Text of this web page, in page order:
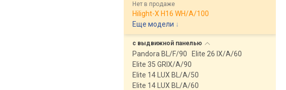
Нет в продаже
Hilight-X H16 WH/A/100
Еще модели ↓
с выдвижной панелью
Pandora BL/F/90
Elite 26 IX/A/60
Elite 35 GRIX/A/90
Elite 14 LUX BL/A/50
Elite 14 LUX BL/A/60